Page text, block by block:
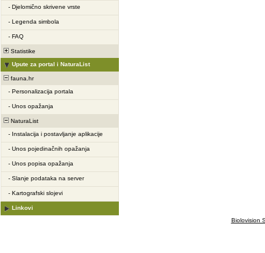
- Djelomično skrivene vrste
- Legenda simbola
- FAQ
Statistike
Upute za portal i NaturaList
fauna.hr
- Personalizacija portala
- Unos opažanja
NaturaList
- Instalacija i postavljanje aplikacije
- Unos pojedinačnih opažanja
- Unos popisa opažanja
- Slanje podataka na server
- Kartografski slojevi
Linkovi
Biolovision